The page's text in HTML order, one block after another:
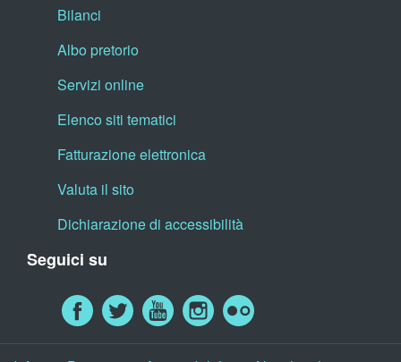
Bilanci
Albo pretorio
Servizi online
Elenco siti tematici
Fatturazione elettronica
Valuta il sito
Dichiarazione di accessibilità
Seguici su